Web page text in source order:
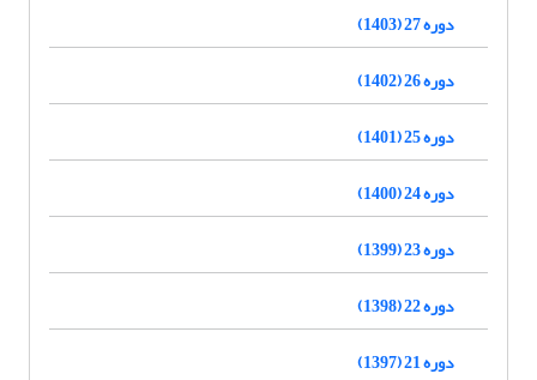
دوره 27 (1403)
دوره 26 (1402)
دوره 25 (1401)
دوره 24 (1400)
دوره 23 (1399)
دوره 22 (1398)
دوره 21 (1397)